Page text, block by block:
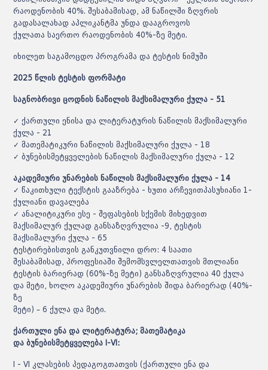
რაოდენობის 40%. შესაბამისად, ამ ნაწილში ზღვრის
გადასალახად აპლიკანტმა უნდა დააგროვოს
ქულათა საერთო რაოდენობის 40%-ზე მეტი.
იხილეთ საგამოცდო პროგრამა და ტესტის ნიმუში
2025 წლის ტესტის ფორმატი
საგნობრივი ცოდნის ნაწილის მაქსიმალური ქულა - 51
✓ ქართული ენისა და ლიტერატურის ნაწილის მაქსიმალური
ქულა - 21
✓ მათემატიკური ნაწილის მაქსიმალური ქულა - 18
✓ ბუნებისმეტყველების ნაწილის მაქსიმალური ქულა - 12
აკადემიური უნარების ნაწილის მაქსიმალური ქულა - 14
✓ წაკითხული ტექსტის გააზრება - ხუთი არჩევითპასუხიანი 1-
ქულიანი დავალება
✓ ანალიტიკური ესე - შეფასების სქემის მიხედვით
მაქსიმალურ ქულად განსაზღვრულია -9, ტესტის
მაქსიმალური ქულა - 65
ტესტირებისთვის განკუთვნილი დრო: 4 საათი
შესაბამისად, პროფესიაში შემომსვლელთათვის მთლიანი
ტესტის ბარიერად (60%-ზე მეტი) განსაზღვრულია 40 ქულა
და მეტი, ხოლო აკადემიური უნარების შიდა ბარიერად (40%-
ზე
მეტი) – 6 ქულა და მეტი.
ქართული ენა და ლიტერატურა; მათემატიკა
და ბუნებისმეტყველება I-VI:
I - VI კლასების პედაგოგთათვის (ქართული ენა და